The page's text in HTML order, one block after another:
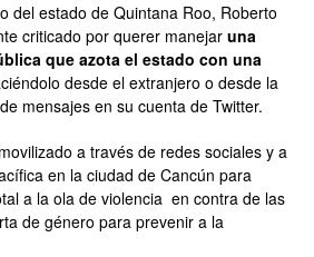
del estado de Quintana Roo, Roberto
criticado por querer manejaruna
que azota el estado con una
desde el extranjero o desde la
mensajes en su cuenta de Twitter.
a través de redes sociales y a
en la ciudad de Cancún para
a la ola de violencia en contra de las
de género para prevenir a la